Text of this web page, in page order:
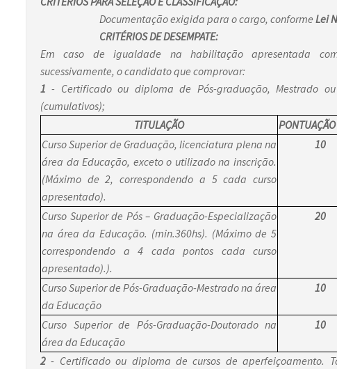
Documentação exigida para o cargo, conforme Lei
CRITÉRIOS DE DESEMPATE:
Em caso de igualdade na habilitação apresentada
sucessivamente, o candidato que comprovar:
1 - Certificado ou diploma de Pós-graduação, Mestrado
(cumulativos);
TITULAÇÃO
PONTUAÇÃO
Curso Superior de Graduação, licenciatura plena na
área da Educação, exceto o utilizado na inscrição.
(Máximo de 2, correspondendo a 5 cada curso
apresentado).
10
Curso Superior de Pós – Graduação-Especialização
na área da Educação. (min.360hs). (Máximo de 5
correspondendo a 4 cada pontos cada curso
apresentado).).
20
Curso Superior de Pós-Graduação-Mestrado na área
da Educação
10
Curso Superior de Pós-Graduação-Doutorado na
área da Educação
10
2 - Certificado ou diploma de cursos de aperfeiçoamento.